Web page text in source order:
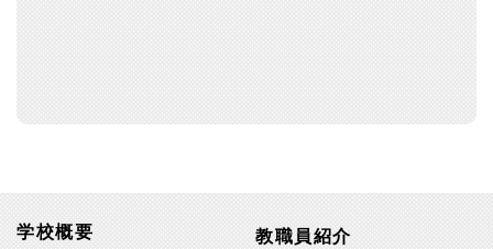
学校概要
教職員紹介